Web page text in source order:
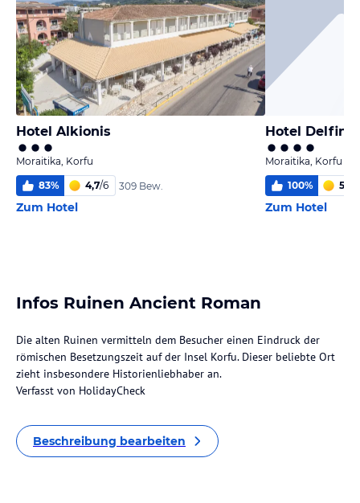
Hotel Alkionis
Moraitika, Korfu
83% 4,7/6 309 Bew.
Zum Hotel
Hotel
Moraitika, Korfu
100% 5,0
Zum Hotel
Infos Ruinen Ancient Roman
Die alten Ruinen vermitteln dem Besucher einen Eindruck der
römischen Besetzungszeit auf der Insel Korfu. Dieser beliebte Ort
zieht insbesondere Historienliebhaber an.
Verfasst von HolidayCheck
Beschreibung bearbeiten